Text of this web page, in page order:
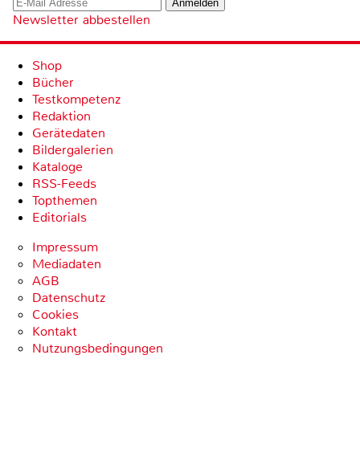
Newsletter abbestellen
Shop
Bücher
Testkompetenz
Redaktion
Gerätedaten
Bildergalerien
Kataloge
RSS-Feeds
Topthemen
Editorials
Impressum
Mediadaten
AGB
Datenschutz
Cookies
Kontakt
Nutzungsbedingungen